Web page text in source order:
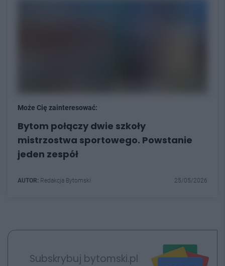
Może Cię zainteresować:
Bytom połączy dwie szkoły
mistrzostwa sportowego. Powstanie
jeden zespół
AUTOR: Redakcja Bytomski 25/05/2026
Subskrybuj bytomski.pl